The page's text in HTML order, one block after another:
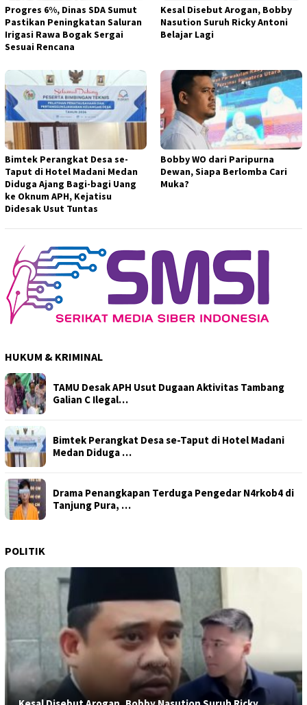
Progres 6%, Dinas SDA Sumut
Pastikan Peningkatan Saluran
Irigasi Rawa Bogak Sergai
Sesuai Rencana
Kesal Disebut Arogan, Bobby
Nasution Suruh Ricky Antoni
Belajar Lagi
Bimtek Perangkat Desa se-
Taput di Hotel Madani Medan
Diduga Ajang Bagi-bagi Uang
ke Oknum APH, Kejatisu
Didesak Usut Tuntas
Bobby WO dari Paripurna
Dewan, Siapa Berlomba Cari
Muka?
HUKUM & KRIMINAL
TAMU Desak APH Usut Dugaan Aktivitas Tambang
Galian C Ilegal…
Bimtek Perangkat Desa se-Taput di Hotel Madani
Medan Diduga …
Drama Penangkapan Terduga Pengedar N4rkob4 di
Tanjung Pura, …
POLITIK